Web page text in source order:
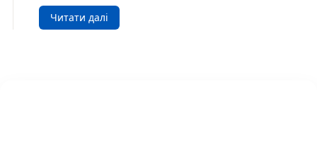
Зазирни у віконце. Рахівничка для малят 50
Читати далі